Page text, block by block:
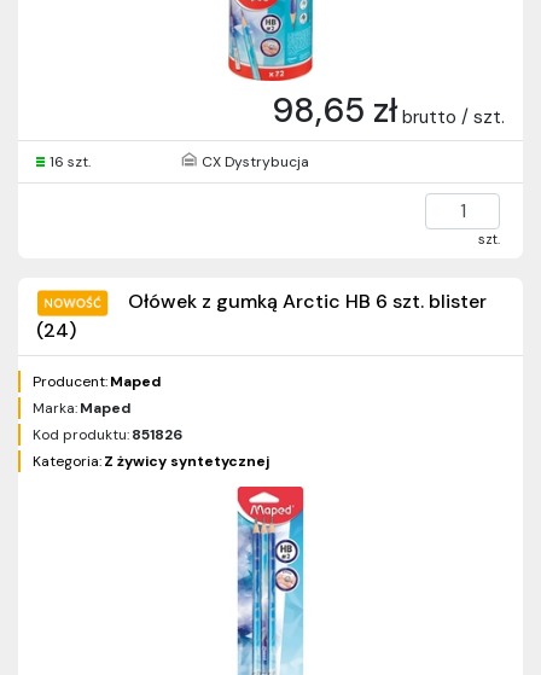
98,65 zł brutto / szt.
16 szt. CX Dystrybucja
szt.
Ołówek z gumką Arctic HB 6 szt. blister
(24)
Producent:Maped
Marka:Maped
Kod produktu:851826
Kategoria:Z żywicy syntetycznej